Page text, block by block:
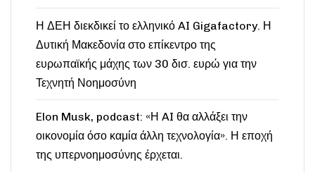
Η ΔΕΗ διεκδικεί το ελληνικό AI Gigafactory. Η
Δυτική Μακεδονία στο επίκεντρο της
ευρωπαϊκής μάχης των 30 δισ. ευρώ για την
Τεχνητή Νοημοσύνη
Elon Musk, podcast: «Η AI θα αλλάξει την
οικονομία όσο καμία άλλη τεχνολογία». Η εποχή
της υπερνοημοσύνης έρχεται.